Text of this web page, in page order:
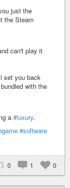
just the
the Steam
can't play it
set you back
with the
a #luxury.
#software
0 1 0